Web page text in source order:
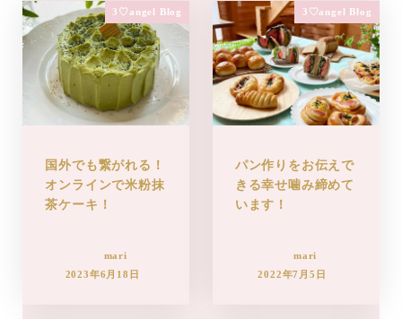
3♡angel Blog
国外でも繋がれる！
オンラインで米粉抹
茶ケーキ！
mari
2023年6月18日
3♡angel Blog
パン作りをお伝えで
きる幸せ噛み締めて
います！
mari
2022年7月5日